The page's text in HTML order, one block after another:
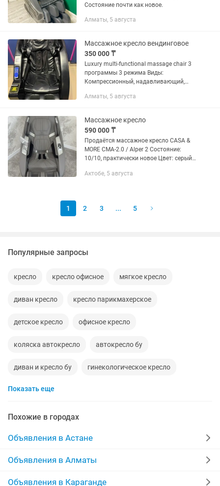
Состояние почти как новое.
Алматы, 5 августа
Массажное кресло вендинговое
350 000 ₸
Luxury multi-functional massage chair 3
программы 3 режима Виды:
Компрессионный, надавливающий,
Напряжение: 220240 В Мощность: 90
15...
Алматы, 5 августа
Массажное кресло
590 000 ₸
Продаётся массажное кресло CASA &
MORE CMA-2.0 / Alper 2 Состояние:
10/10, практически новое Цвет: серый
официальном сайте около 890 000 ₸.
Актобе, 5 августа
1 2 3 ... 5
Популярные запросы
кресло кресло офисное мягкое кресло
диван кресло кресло парикмахерское
детское кресло офисное кресло
коляска автокресло автокресло бу
диван и кресло бу гинекологическое кресло
кресло бу
кресло для офиса диван креслой
диваны и кресло кресло для барбера
Показать еще
Похожие в городах
Объявления в Астане
Объявления в Алматы
Объявления в Караганде